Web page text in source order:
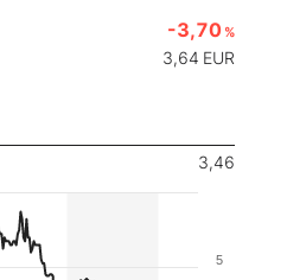
-3,70 %
3,64 EUR
3,46
5